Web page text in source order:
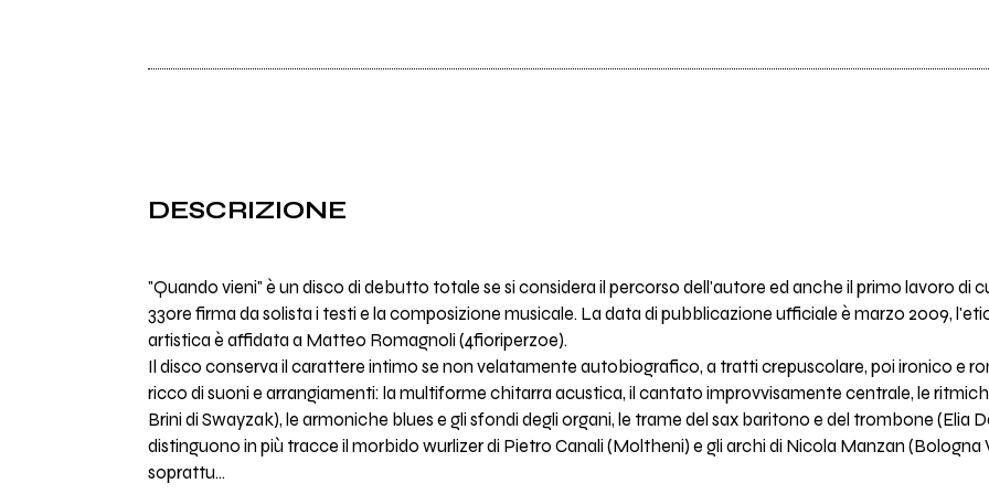
DESCRIZIONE
"Quando vieni" è un disco di debutto totale se si considera il percorso dell'autore ed anche il primo lavoro di
33ore firma da solista i testi e la composizione musicale. La data di pubblicazione ufficiale è marzo 2009,
artistica è affidata a Matteo Romagnoli (4fioriperzoe).
Il disco conserva il carattere intimo se non velatamente autobiografico, a tratti crepuscolare, poi ironico e
ricco di suoni e arrangiamenti: la multiforme chitarra acustica, il cantato improvvisamente centrale, le
Brini di Swayzak), le armoniche blues e gli sfondi degli organi, le trame del sax baritono e del trombone (Elia
distinguono in più tracce il morbido wurlizer di Pietro Canali (Moltheni) e gli archi di Nicola Manzan
soprattu…